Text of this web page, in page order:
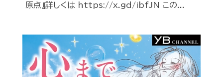
原点』詳しくは https://x.gd/ibfJN この...